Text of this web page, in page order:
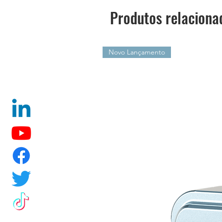
Produtos
Novo Lançamento